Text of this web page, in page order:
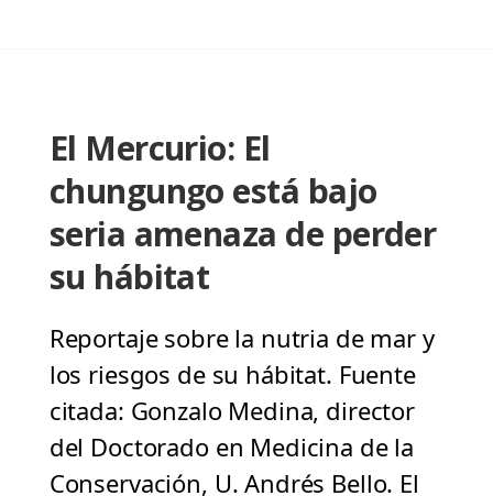
El Mercurio: El
chungungo está bajo
seria amenaza de perder
su hábitat
Reportaje sobre la nutria de mar y
los riesgos de su hábitat. Fuente
citada: Gonzalo Medina, director
del Doctorado en Medicina de la
Conservación, U. Andrés Bello. El